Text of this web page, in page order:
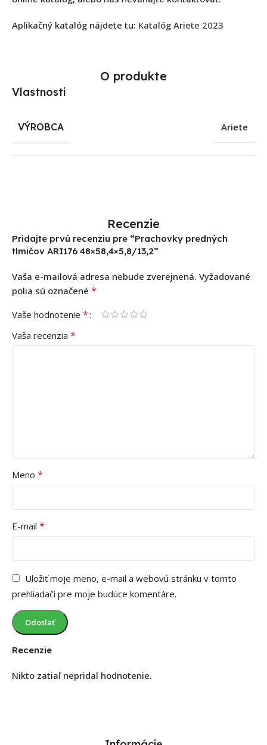
Aplikačný katalóg nájdete tu: Katalóg Ariete 2023
O produkte
Vlastnosti
VÝROBCA Ariete
Recenzie
Recenzie
Nikto zatiaľ nepridal hodnotenie.
Pridajte prvú recenziu pre “Prachovky predných
tlmičov ARI176 48×58,4×5,8/13,2”
Vaša e-mailová adresa nebude zverejnená. Vyžadované
polia sú označené *
Vaše hodnotenie *
Vaša recenzia *
Meno *
E-mail *
Uložiť moje meno, e-mail a webovú stránku v tomto
prehliadači pre moje budúce komentáre.